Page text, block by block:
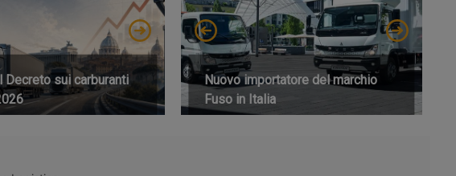
Decreto sui carburanti
Nuovo importatore del marchio
Fuso in Italia